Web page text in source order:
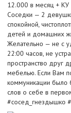
12.000 в месяц + КУ
Соседки — 2
спокойной,
детей и домашних
Желательно — не с
22:00 часов, не
пространство друг
мебелью. Если Вам
коммуникации было
слов о себе в
#сосед_гнездышко